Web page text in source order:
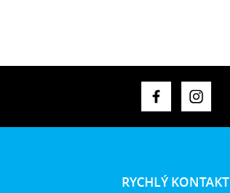
RYCHLÝ KONTAKT